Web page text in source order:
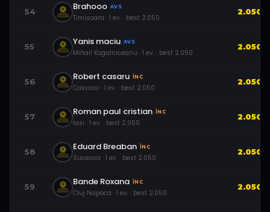
54 Brahooo AVS
Timisoara · 1 ev. · best 2.050
2.050
55 Yanis maciu AVS
Mihail Kogalniceanu · 1 ev. · best 2.050
2.050
56 Robert casaru ÎNC
Calarasi · 1 ev. · best 2.050
2.050
57 Roman paul cristian ÎNC
Iasi · 1 ev. · best 2.050
2.050
58 Eduard Breaban ÎNC
Suceava · 1 ev. · best 2.050
2.050
59 Bande Roxana ÎNC
Cluj Napoca · 1 ev. · best 2.050
2.050